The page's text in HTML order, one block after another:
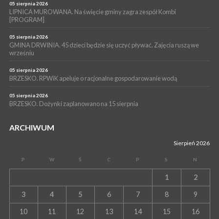
unieważnienia uchwały o nieudzieleniu absolutorium dla
Magdaleny Łacnej [WIDEO]
05 sierpnia 2026
LIPNICA MUROWANA. Na święcie gminy zagra zespół Kombi
[PROGRAM]
05 sierpnia 2026
GMINA DRWINIA. 45 dzieci będzie się uczyć pływać. Zajęcia ruszą we
wrześniu
05 sierpnia 2026
BRZESKO. RPWiK apeluje o racjonalne gospodarowanie wodą
05 sierpnia 2026
BRZESKO. Dożynki zaplanowano na 15 sierpnia
ARCHIWUM
Sierpień 2026
P W Ś C P S N
1 2
3 4 5 6 7 8 9
10 11 12 13 14 15 16